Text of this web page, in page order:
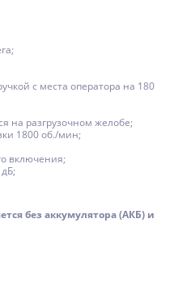
с места оператора на 180
на разгрузочном желобе;
1800 об./мин;
включения;
без аккумулятора (АКБ) и